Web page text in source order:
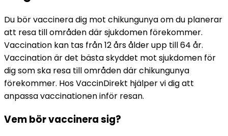
Du bör vaccinera dig mot chikungunya om du planerar
att resa till områden där sjukdomen förekommer.
Vaccination kan tas från 12 års ålder upp till 64 år.
Vaccination är det bästa skyddet mot sjukdomen för
dig som ska resa till områden där chikungunya
förekommer. Hos VaccinDirekt hjälper vi dig att
anpassa vaccinationen inför resan.
Vem bör vaccinera sig?